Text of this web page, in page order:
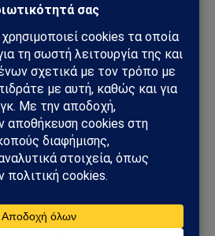
και τον ευρύτερο ελληνισμό.